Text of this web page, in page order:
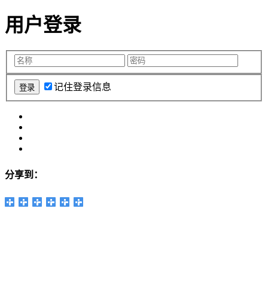
用户登录
记住登录信息
分享到：